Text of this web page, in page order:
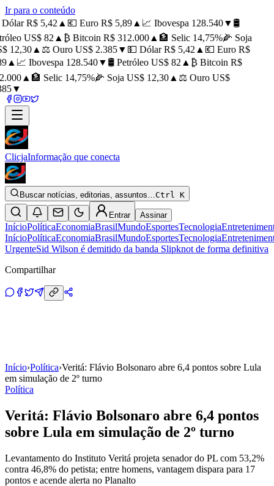
Ir para o conteúdo
R$ 5,42▲💶 Euro R$ 5,89▲📈 Ibovespa 128.540▼🛢️
US$ 82▲₿ Bitcoin R$ 312.000▲🏦 Selic 14,75%🌽 Soja
12,30▲⚖️ Ouro US$ 2.385▼💵 Dólar R$ 5,42▲💶 Euro R$
▲📈 Ibovespa 128.540▼🛢️ Petróleo US$ 82▲₿ Bitcoin R$
▲🏦 Selic 14,75%🌽 Soja US$ 12,30▲⚖️ Ouro US$
▼
ClicjaInformação que conecta
Buscar notícias, editorias, assuntos…Ctrl K
Entrar Assinar
InícioPolíticaEconomiaBrasilMundoEsportesTecnologia
InícioPolíticaEconomiaBrasilMundoEsportesTecnologia
UrgenteSid Wilson é demitido da banda Slipknot de forma definitiva
Compartilhar
Início›Política›Veritá: Flávio Bolsonaro abre 6,4 pontos sobre Lula
em simulação de 2º turno
Política
Veritá: Flávio Bolsonaro abre 6,4 pontos
sobre Lula em simulação de 2º turno
Levantamento do Instituto Veritá projeta senador do PL com 53,2%
contra 46,8% do petista; entre homens, vantagem dispara para 17
pontos e acende alerta no Planalto